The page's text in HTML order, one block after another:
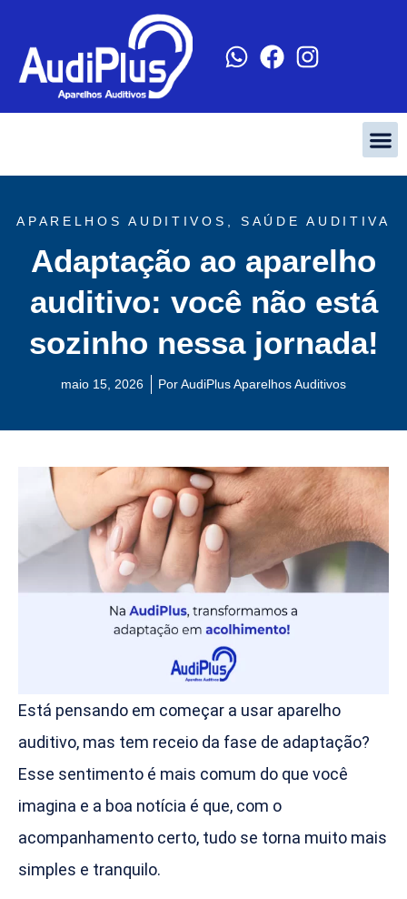
APARELHOS AUDITIVOS , SAÚDE AUDITIVA
Adaptação ao aparelho
auditivo: você não está
sozinho nessa jornada!
maio 15, 2026 PorAudiPlus Aparelhos Auditivos
Está pensando em começar a usar aparelho
auditivo, mas tem receio da fase de adaptação?
Esse sentimento é mais comum do que você
imagina e a boa notícia é que, com o
acompanhamento certo, tudo se torna muito mais
simples e tranquilo.